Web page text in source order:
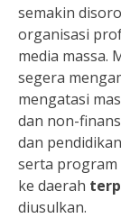
semakin
organisasi
media massa.
segera
mengatasi
dan non-
dan
serta
ke daerah
diusulkan.